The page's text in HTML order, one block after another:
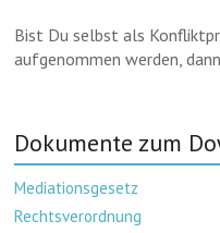
Bist Du selbst als
aufgenommen werden,
Dokumente zum
Mediationsgesetz
Rechtsverordnung